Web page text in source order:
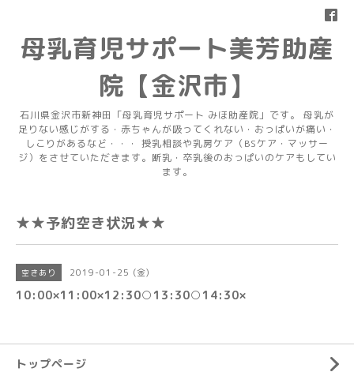
母乳育児サポート美芳助産
院【金沢市】
石川県金沢市新神田「母乳育児サポート みほ助産院」です。 母乳が
足りない感じがする・赤ちゃんが吸ってくれない・おっぱいが痛い・
しこりがあるなど・・・ 授乳相談や乳房ケア（BSケア・マッサー
ジ）をさせていただきます。断乳・卒乳後のおっぱいのケアもしてい
ます。
★★予約空き状況★★
空きあり 2019-01-25 (金)
10:00×11:00×12:30○13:30○14:30×
トップページ